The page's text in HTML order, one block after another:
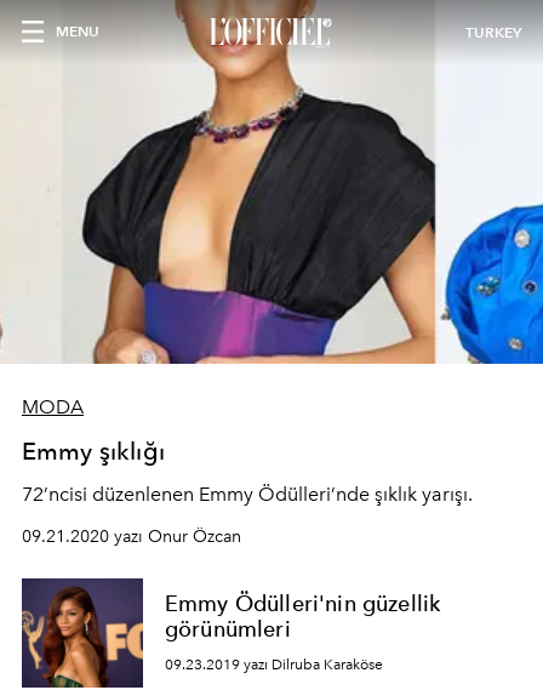
MENU TURKEY
MODA
Emmy şıklığı
72’ncisi düzenlenen Emmy Ödülleri’nde şıklık yarışı.
09.21.2020 yazı Onur Özcan
Emmy Ödülleri'nin güzellik
görünümleri
09.23.2019 yazı Dilruba Karaköse